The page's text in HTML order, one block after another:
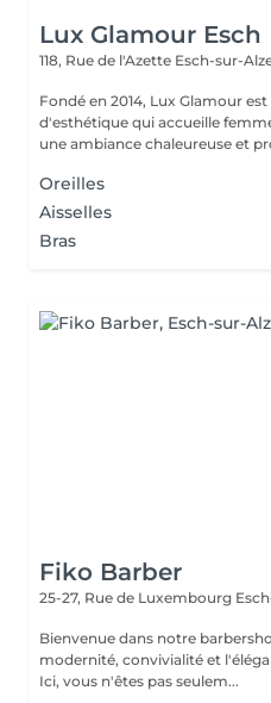
Lux Glamour Esch
118, Rue de l'Azette Esch-sur-
Fondé en 2014, Lux Glamour
d'esthétique qui accueille
une ambiance chaleureuse et
Oreilles
Aisselles
Bras
Fiko Barber
25-27, Rue de Luxembourg
Bienvenue dans notre barbershop Un lieu où se
modernité, convivialité et
Ici, vous n'êtes pas seulem...